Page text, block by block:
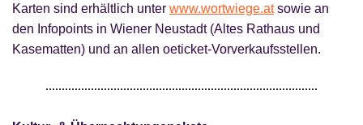
Karten sind erhältlich unter www.wortwiege.atsowie an
den Infopoints in Wiener Neustadt (Altes Rathaus und
Kasematten) und an allen oeticket-Vorverkaufsstellen.